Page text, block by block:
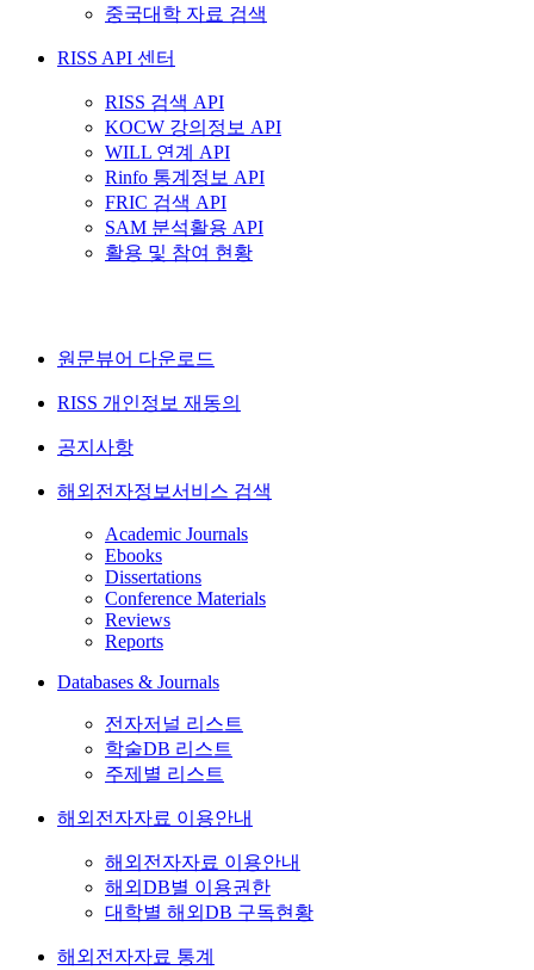
중국대학 자료 검색
RISS API 센터
RISS 검색 API
KOCW 강의정보 API
WILL 연계 API
Rinfo 통계정보 API
FRIC 검색 API
SAM 분석활용 API
활용 및 참여 현황
원문뷰어 다운로드
RISS 개인정보 재동의
공지사항
해외전자정보서비스 검색
Academic Journals
Ebooks
Dissertations
Conference Materials
Reviews
Reports
Databases & Journals
전자저널 리스트
학술DB 리스트
주제별 리스트
해외전자자료 이용안내
해외전자자료 이용안내
해외DB별 이용권한
대학별 해외DB 구독현황
해외전자자료 통계